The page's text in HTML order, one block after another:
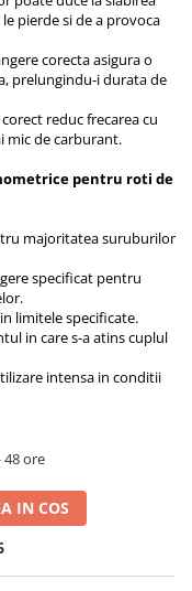
pierde si de a provoca
corecta asigura o
prelungindu-i durata de
reduc frecarea cu
mic de carburant.
pentru roti de
majoritatea suruburilor
specificat pentru
limitele specificate.
in care s-a atins cuplul
intensa in conditii
48 ore
IN COS